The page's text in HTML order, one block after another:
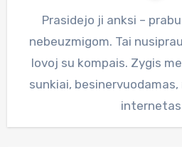
Prasidejo ji anksi – prabudom 5 ryto ir abu
nebeuzmigom. Tai
lovoj su kompais. Zygis
sunkiai,
internetas